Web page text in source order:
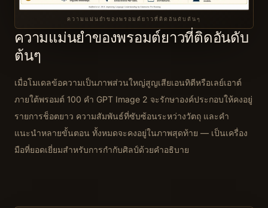
ความแม่นยำของพรอมต์ยาวที่ติดอันดับต้นๆ
ความแม่นยำของพรอมต์ยาวที่ติดอันดับ
ต้นๆ
เมื่อโมเดลข้อความเป็นภาพส่วนใหญ่สูญเสียเอนทิตีหรือเลย์เอาต์
ภายใต้พรอมต์ 100 คำ GPT Image 2 จะรักษาองค์ประกอบให้คงอยู่
รายการช็อตยาว ความสัมพันธ์ที่ซับซ้อนระหว่างวัตถุ และคำ
แนะนำหลายขั้นตอน ทั้งหมดจะคงอยู่ในภาพสุดท้าย — เป็นเครื่อง
มือที่ยอดเยี่ยมสำหรับการกำกับศิลป์ด้วยคำอธิบาย